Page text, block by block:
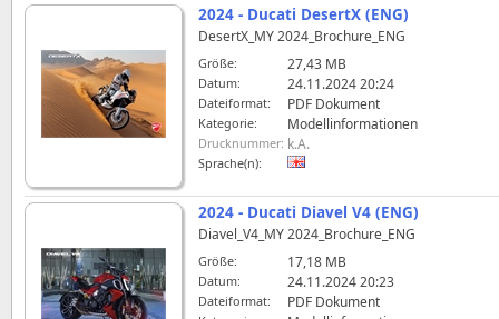
2024 - Ducati DesertX (ENG)
DesertX_MY 2024_Brochure_ENG
Größe: 27,43 MB
Datum: 24.11.2024 20:24
Dateiformat: PDF Dokument
Kategorie: Modellinformationen
Drucknummer: k.A.
Sprache(n):
2024 - Ducati Diavel V4 (ENG)
Diavel_V4_MY 2024_Brochure_ENG
Größe: 17,18 MB
Datum: 24.11.2024 20:23
Dateiformat: PDF Dokument